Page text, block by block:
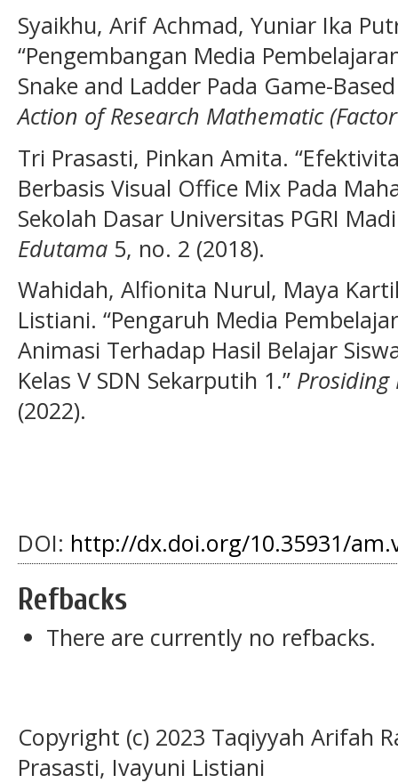
Syaikhu, Arif Achmad, Yuniar Ika
“Pengembangan Media
Snake and Ladder Pada Game-
Action of Research Mathematic
Tri Prasasti, Pinkan Amita.
Berbasis Visual Office Mix Pada
Sekolah Dasar Universitas PGRI
Edutama 5, no. 2 (2018).
Wahidah, Alfionita Nurul, Maya
Listiani. “Pengaruh Media
Animasi Terhadap Hasil Belajar
Kelas V SDN Sekarputih 1.” Prosiding
(2022).
DOI: http://dx.doi.org/10.35931/
Refbacks
There are currently no refbacks.
Copyright (c) 2023 Taqiyyah Arifah
Prasasti, Ivayuni Listiani